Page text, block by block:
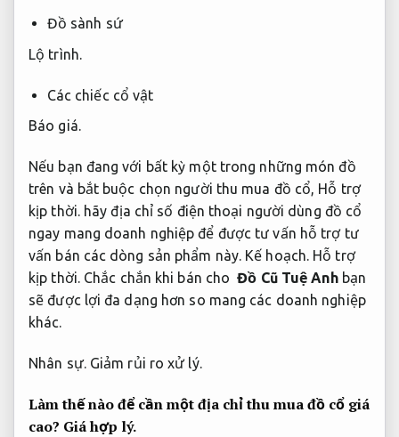
Đồ sành sứ
Lộ trình.
Các chiếc cổ vật
Báo giá.
Nếu bạn đang với bất kỳ một trong những món đồ
trên và bắt buộc chọn người thu mua đồ cổ, Hỗ trợ
kịp thời.hãy địa chỉ số điện thoại người dùng đồ cổ
ngay mang doanh nghiệp để được tư vấn hỗ trợ tư
vấn bán các dòng sản phẩm này. Kế hoạch. Hỗ trợ
kịp thời.Chắc chắn khi bán choĐồ Cũ Tuệ Anhbạn
sẽ được lợi đa dạng hơn so mang các doanh nghiệp
khác.
Nhân sự. Giảm rủi ro xử lý.
Làm thế nào để cần một địa chỉ thu mua đồ cổ giá
cao? Giá hợp lý.